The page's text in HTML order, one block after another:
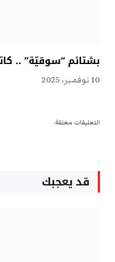
بشتائم “سوقيّة” ..
10 نوفمبر، 2025
التعليقات مغلقة.
قد يعجبك